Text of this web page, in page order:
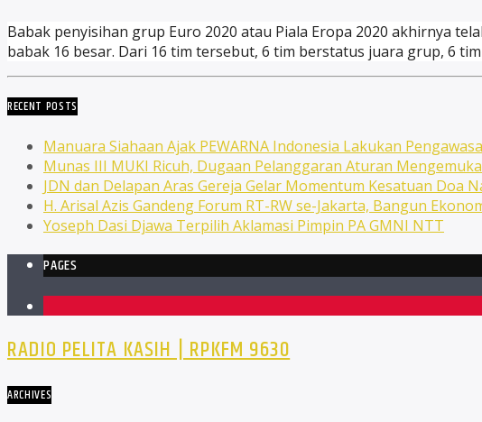
Babak penyisihan grup Euro 2020 atau Piala Eropa 2020 akhirnya
babak 16 besar. Dari 16 tim tersebut, 6 tim berstatus juara grup, 6
RECENT POSTS
Manuara Siahaan Ajak PEWARNA Indonesia Lakukan
Munas III MUKI Ricuh, Dugaan Pelanggaran Aturan Mengemuka
JDN dan Delapan Aras Gereja Gelar Momentum Kesatuan Doa
H. Arisal Azis Gandeng Forum RT-RW se-Jakarta, Bangun
Yoseph Dasi Djawa Terpilih Aklamasi Pimpin PA GMNI NTT
PAGES
RADIO PELITA KASIH | RPKFM 9630
ARCHIVES